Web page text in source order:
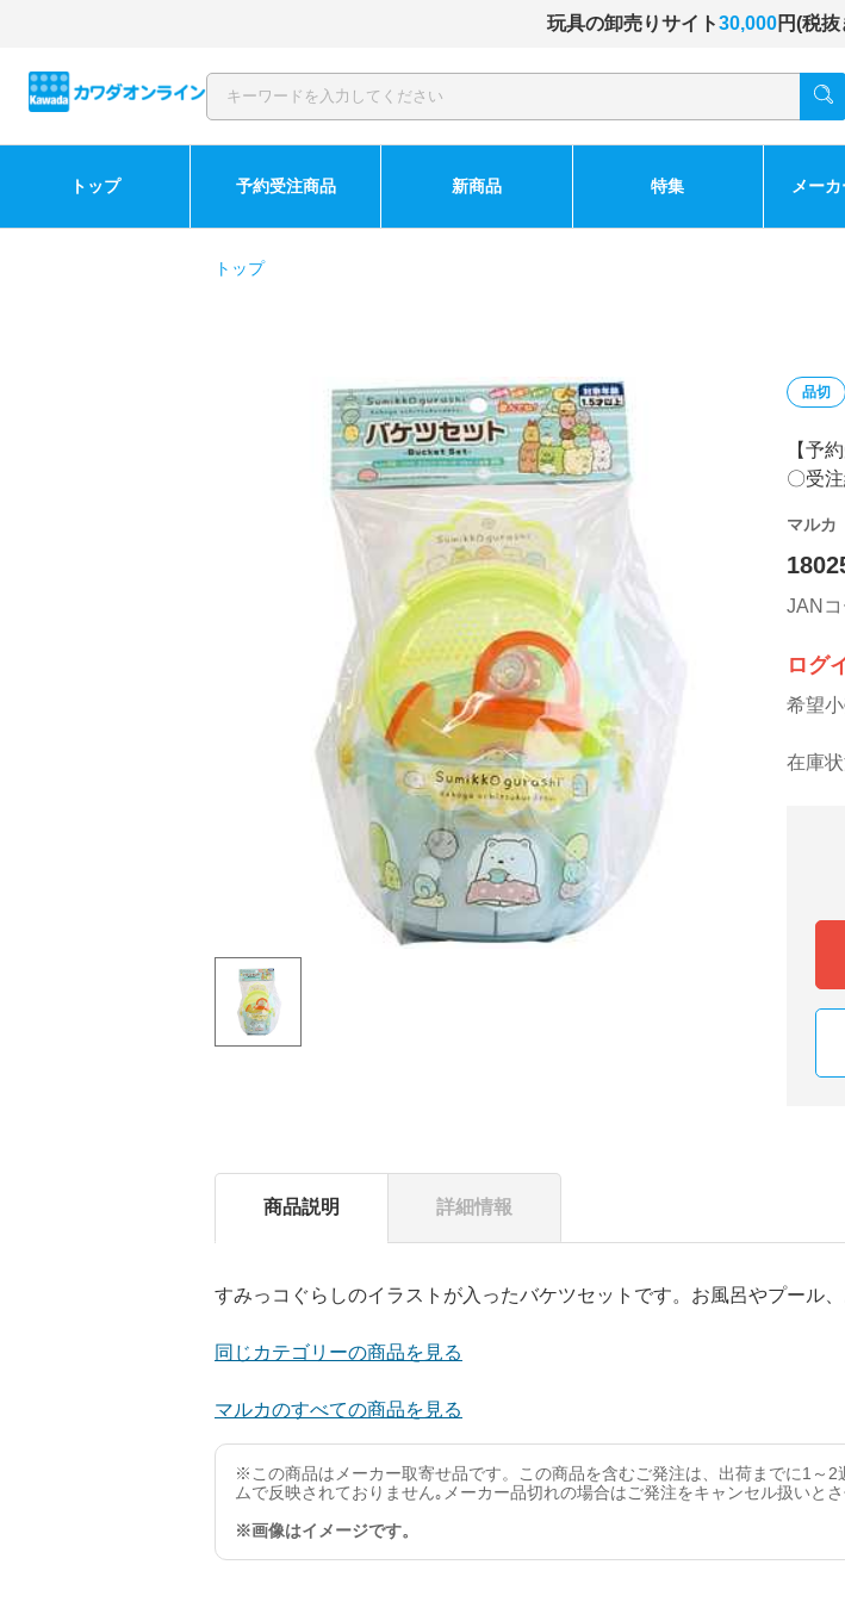
玩具の卸売りサイト30,000円(税抜
トップ 予約受注商品 新商品 特集 メー
トップ
品切
【予
〇受
マルカ
JAN
ログ
希望
在庫状
商品説明 詳細情報
すみっコぐらしのイラストが入ったバケツセットです。お風呂やプール
同じカテゴリーの商品を見る
マルカのすべての商品を見る
※この商品はメーカー取寄せ品です。この商品を含むご発注は、出荷までに1～
ムで反映されておりません｡メーカー品切れの場合はご発注をキャンセル扱いと
※画像はイメージです。